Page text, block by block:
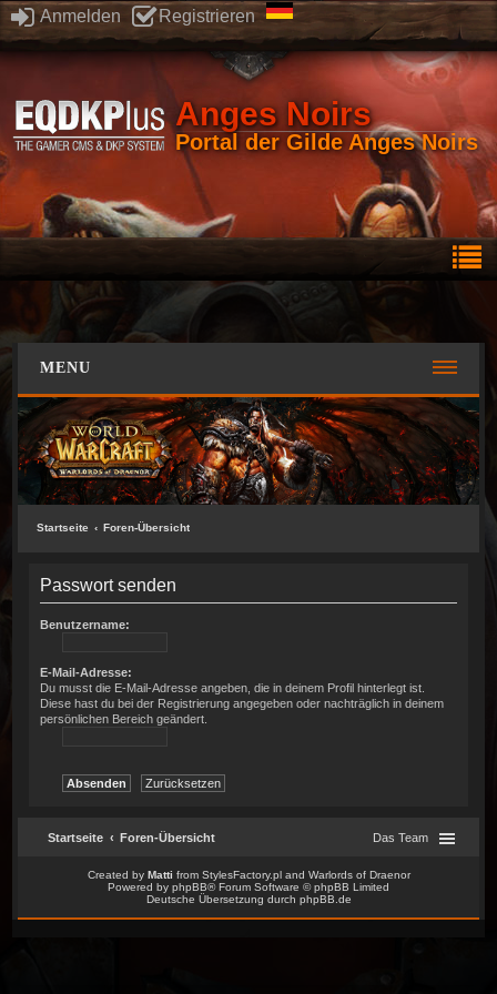
Anmelden Registrieren
Anges Noirs
Portal der Gilde Anges Noirs